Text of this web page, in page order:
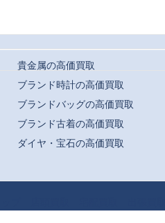
貴金属の高価買取
ブランド時計の高価買取
ブランドバッグの高価買取
ブランド古着の高価買取
ダイヤ・宝石の高価買取